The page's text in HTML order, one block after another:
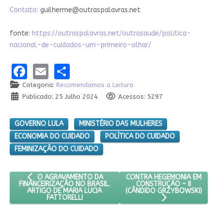
Contato: guilherme@outraspalavras.net
fonte: https://outraspalavras.net/outrasaude/politica-
nacional-de-cuidados-um-primeiro-olhar/
Facebook
EmailShare
Categoria: Recomendamos a Leitura
Publicado: 25 Julho 2024
Acessos: 5297
GOVERNO LULA
MINISTÉRIO DAS MULHERES
ECONOMIA DO CUIDADO
POLÍTICA DO CUIDADO
FEMINIZAÇÃO DO CUIDADO
ARTIGO ANTERIOR: O AGRAVAMENTO DA FINANCEIRIZAÇÃO
O AGRAVAMENTO DA
FINANCEIRIZAÇÃO NO BRASIL.
ARTIGO DE MARIA LUCIA
FATTORELLI
PRÓXIMO ARTIGO: CONTRA
CONTRA HEGEMONIA EM
CONSTRUÇÃO – II
(CÂNDIDO GRZYBOWSKI)